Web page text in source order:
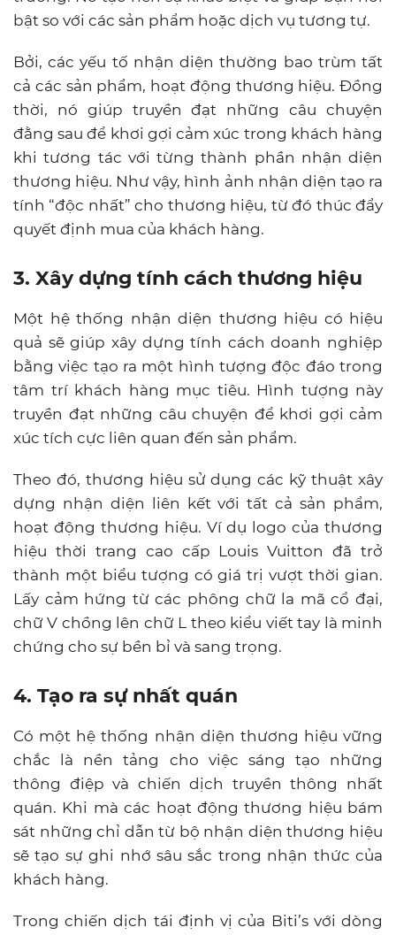
bật so với các sản phẩm hoặc dịch vụ tương tự.
Bởi, các yếu tố nhận diện thường bao trùm tất
cả các sản phẩm, hoạt động thương hiệu. Đồng
thời, nó giúp truyền đạt những câu chuyện
đằng sau để khơi gợi cảm xúc trong khách hàng
khi tương tác với từng thành phần nhận diện
thương hiệu. Như vậy, hình ảnh nhận diện tạo ra
tính “độc nhất” cho thương hiệu, từ đó thúc đẩy
quyết định mua của khách hàng.
3. Xây dựng tính cách thương hiệu
Một hệ thống nhận diện thương hiệu có hiệu
quả sẽ giúp xây dựng tính cách doanh nghiệp
bằng việc tạo ra một hình tượng độc đáo trong
tâm trí khách hàng mục tiêu. Hình tượng này
truyền đạt những câu chuyện để khơi gợi cảm
xúc tích cực liên quan đến sản phẩm.
Theo đó, thương hiệu sử dụng các kỹ thuật xây
dựng nhận diện liên kết với tất cả sản phẩm,
hoạt động thương hiệu. Ví dụ logo của thương
hiệu thời trang cao cấp Louis Vuitton đã trở
thành một biểu tượng có giá trị vượt thời gian.
Lấy cảm hứng từ các phông chữ la mã cổ đại,
chữ V chồng lên chữ L theo kiểu viết tay là minh
chứng cho sự bền bỉ và sang trọng.
4. Tạo ra sự nhất quán
Có một hệ thống nhận diện thương hiệu vững
chắc là nền tảng cho việc sáng tạo những
thông điệp và chiến dịch truyền thông nhất
quán. Khi mà các hoạt động thương hiệu bám
sát những chỉ dẫn từ bộ nhận diện thương hiệu
sẽ tạo sự ghi nhớ sâu sắc trong nhận thức của
khách hàng.
Trong chiến dịch tái định vị của Biti’s với dòng